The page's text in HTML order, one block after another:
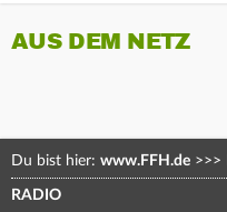
AUS DEM NETZ
Du bist hier: www.FFH.de >>>
RADIO